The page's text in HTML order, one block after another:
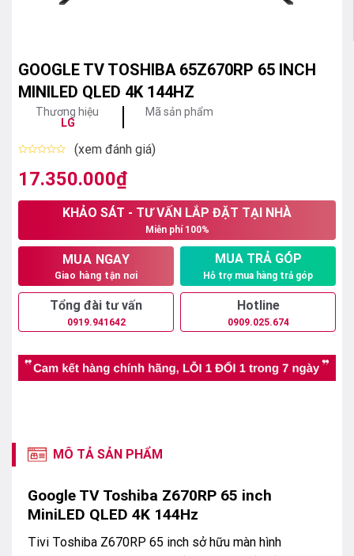
GOOGLE TV TOSHIBA 65Z670RP 65 INCH
MINILED QLED 4K 144HZ
Thương hiệu
LG
Mã sản phẩm
xếp
hạng
5
(xem đánh giá)
17.350.000₫
KHẢO SÁT - TƯ VẤN LẮP ĐẶT TẠI NHÀ
Miễn phí 100%
MUA NGAY
Giao hàng tận nơi
MUA TRẢ GÓP
Hỗ trợ mua hàng trả góp
Tổng đài tư vấn
0919.941642
Hotline
0909.025.674
MÔ TẢ SẢN PHẨM
Google TV Toshiba Z670RP 65 inch
MiniLED QLED 4K 144Hz
Tivi Toshiba Z670RP 65 inch sở hữu màn hình